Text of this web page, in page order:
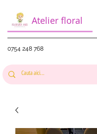
0754 248 768
Atelier floral